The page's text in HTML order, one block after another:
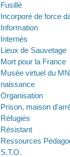
Fusillé
Incorporé de force
Information
Internés
Lieux de Sauvetage
Mort pour la France
Musée virtuel du
naissance
Organisation
Prison, maison
Réfugiés
Résistant
Ressources
S.T.O.